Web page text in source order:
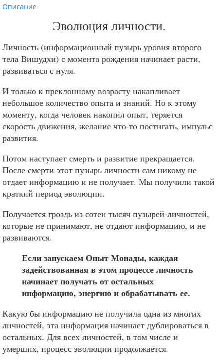
Описание
Эволюция личности.
Личность (информационный пузырь уровня второго
тела Вишудхи) с момента рождения начинает расти,
развиваться с нуля.
И только к преклонному возрасту накапливает
небольшое количество опыта и знаний. Но к этому
моменту, когда человек накопил опыт, теряется
скорость движения, желание что-то постигать, импульс
развития.
Потом наступает смерть и развитие прекращается.
После смерти этот пузырь личности сам никому не
отдает информацию и не получает. Мы получили такой
краткий период эволюции.
Получается гроздь из сотен тысяч пузырей-личностей,
которые не принимают, не отдают информацию, и не
развиваются.
Если запускаем Опыт Монады, каждая
задействованная в этом процессе личность
начинает получать от остальных
информацию, энергию и обрабатывать ее.
Какую бы информацию не получила одна из многих
личностей, эта информация начинает дублироваться в
остальных. Для всех личностей, в том числе и
умерших, процесс эволюции продолжается.